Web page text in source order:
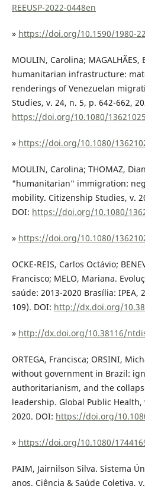
REEUSP-2022-0448en
» https://doi.org/10.1590/1980-
MOULIN, Carolina;
humanitarian infrastructure:
renderings of Venezuelan
Studies, v. 24, n. 5, p. 642-662,
https://doi.org/10.1080/
» https://doi.org/10.1080/
MOULIN, Carolina; THOMAZ,
"humanitarian" immigration:
mobility. Citizenship Studies, v.
DOI: https://doi.org/10.1080/
» https://doi.org/10.1080/
OCKE-REIS, Carlos Octávio;
Francisco; MELO, Mariana.
saúde: 2013-2020 Brasília: IPEA,
109). DOI: http://dx.doi.org/
» http://dx.doi.org/10.38116/
ORTEGA, Francisca; ORSINI,
without government in Brazil:
authoritarianism, and the
leadership. Global Public Health,
2020. DOI: https://doi.org/
» https://doi.org/10.1080/
PAIM, Jairnilson Silva. Sistema
anos. Ciência & Saúde Coletiva,